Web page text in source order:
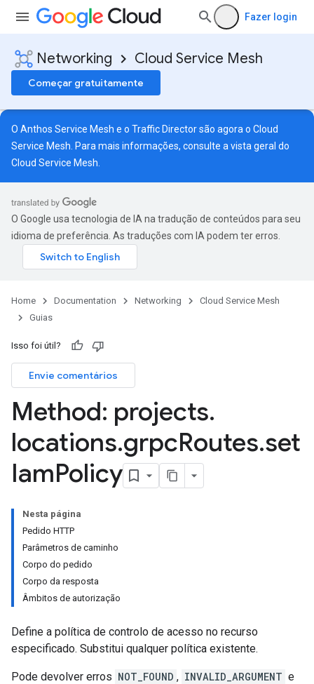
Fazer login
Networking Cloud Service Mesh
Começar gratuitamente
O Anthos Service Mesh e o Traffic Director são agora o Cloud
Service Mesh. Para mais informações, consulte a vista geral do
Cloud Service Mesh
O Google usa tecnologia de IA na tradução de conteúdos para seu
idioma de preferência. As traduções com IA podem ter erros.
Home Documentation Networking
Cloud Service Mesh
Guias
Isso foi útil?
Envie comentários
Method: projects.
locations.grpcRoutes.set
IamPolicy
Nesta página
Pedido HTTP
Parâmetros de caminho
Corpo do pedido
Corpo da resposta
Âmbitos de autorização
Define a política de controlo de acesso no recurso
especificado. Substitui qualquer política existente.
Pode devolver erros NOT_FOUND , INVALID_ARGUMENT e